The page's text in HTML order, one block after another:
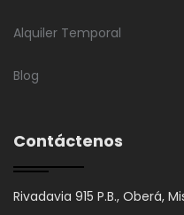
Alquiler Temporal
Blog
Contáctenos
Rivadavia 915 P.B., Oberá,